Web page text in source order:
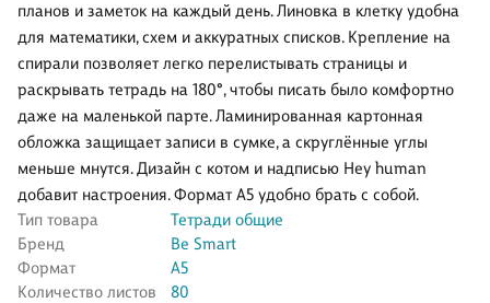
планов и заметок на каждый день. Линовка в клетку удобна
для математики, схем и аккуратных списков. Крепление на
спирали позволяет легко перелистывать страницы и
раскрывать тетрадь на 180°, чтобы писать было комфортно
даже на маленькой парте. Ламинированная картонная
обложка защищает записи в сумке, а скруглённые углы
меньше мнутся. Дизайн с котом и надписью Hey human
добавит настроения. Формат А5 удобно брать с собой.
Тип товара
Тетради общие
Бренд
Be Smart
Формат
А5
Количество листов
80